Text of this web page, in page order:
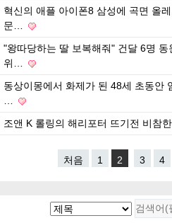
혁신의 애플 아이폰8 삼성에 곡면 올
문…
"왕따당하는 딸 보복해줘" 건달 6명 동
위…
동상이몽에서 화제가 된 48세 초동안
…
조앤 K 롤링의 해리포터 뜨기전 비참
처음 1 2 3 4